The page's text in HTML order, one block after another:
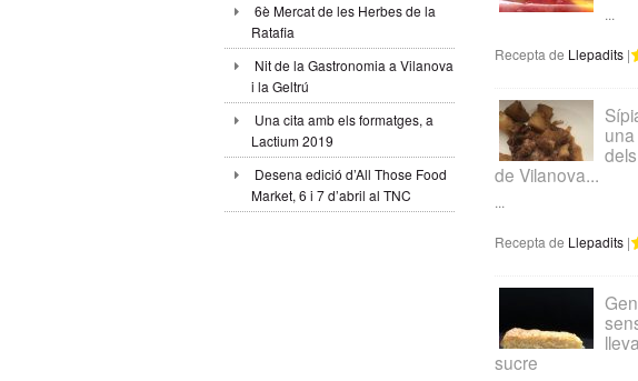
6è Mercat de les Herbes de la
Ratafia
Nit de la Gastronomia a Vilanova
i la Geltrú
Una cita amb els formatges, a
Lactium 2019
Desena edició d’All Those Food
Market, 6 i 7 d’abril al TNC
...
Recepta de Llepadits|
de Vilanova...
...
Recepta de Llepadits|
sucre